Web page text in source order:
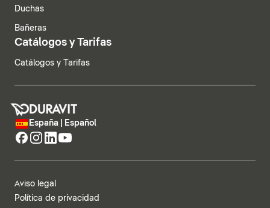
Duchas
Bañeras
Catálogos y Tarifas
Catálogos y Tarifas
España | Español
Aviso legal
Política de privacidad